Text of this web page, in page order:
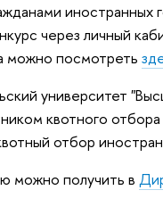
иностранных
через личный
можно посмотреть
университет
квотного
отбор
можно получить в